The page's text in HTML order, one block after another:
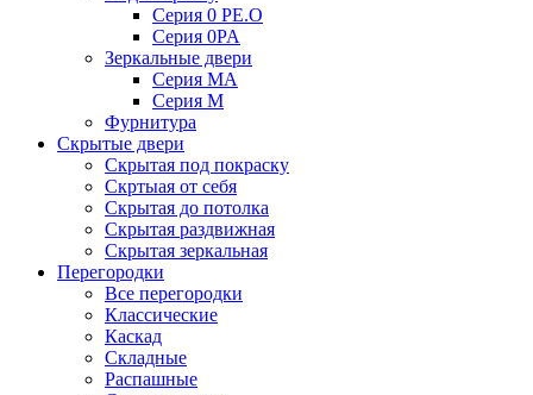
Серия 0 PE.O
Серия 0PA
Зеркальные двери
Серия MA
Серия M
Фурнитура
Скрытые двери
Скрытая под покраску
Скртыая от себя
Скрытая до потолка
Скрытая раздвижная
Скрытая зеркальная
Перегородки
Все перегородки
Классические
Каскад
Складные
Распашные